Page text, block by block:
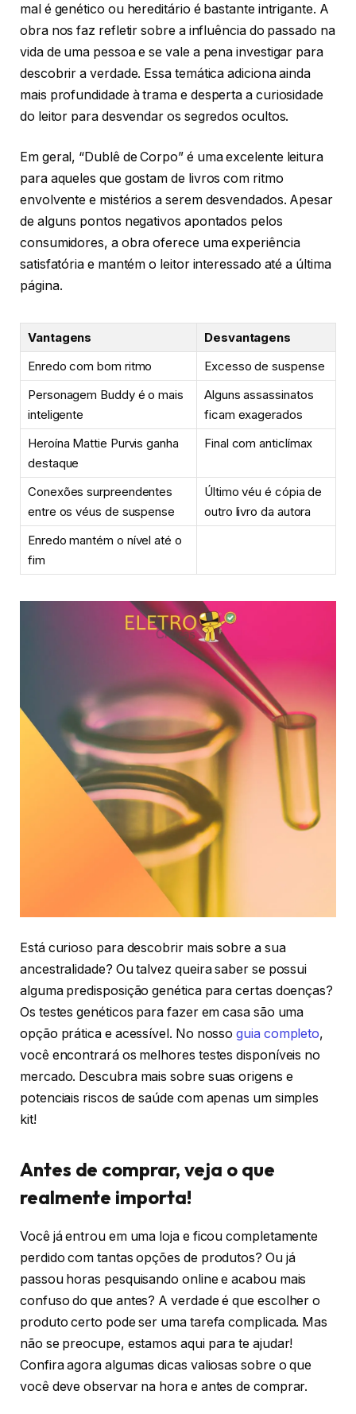
mal é genético ou hereditário é bastante intrigante. A
obra nos faz refletir sobre a influência do passado na
vida de uma pessoa e se vale a pena investigar para
descobrir a verdade. Essa temática adiciona ainda
mais profundidade à trama e desperta a curiosidade
do leitor para desvendar os segredos ocultos.
Em geral, “Dublê de Corpo” é uma excelente leitura
para aqueles que gostam de livros com ritmo
envolvente e mistérios a serem desvendados. Apesar
de alguns pontos negativos apontados pelos
consumidores, a obra oferece uma experiência
satisfatória e mantém o leitor interessado até a última
página.
Vantagens
Desvantagens
Enredo com bom ritmo
Excesso de suspense
Personagem Buddy é o mais
inteligente
Alguns assassinatos
ficam exagerados
Heroína Mattie Purvis ganha
destaque
Final com anticlímax
Conexões surpreendentes
entre os véus de suspense
Último véu é cópia de
outro livro da autora
Enredo mantém o nível até o
fim
Está curioso para descobrir mais sobre a sua
ancestralidade? Ou talvez queira saber se possui
alguma predisposição genética para certas doenças?
Os testes genéticos para fazer em casa são uma
opção prática e acessível. No nossoguia completo,
você encontrará os melhores testes disponíveis no
mercado. Descubra mais sobre suas origens e
potenciais riscos de saúde com apenas um simples
kit!
Antes de comprar, veja o que
realmente importa!
Você já entrou em uma loja e ficou completamente
perdido com tantas opções de produtos? Ou já
passou horas pesquisando online e acabou mais
confuso do que antes? A verdade é que escolher o
produto certo pode ser uma tarefa complicada. Mas
não se preocupe, estamos aqui para te ajudar!
Confira agora algumas dicas valiosas sobre o que
você deve observar na hora e antes de comprar.